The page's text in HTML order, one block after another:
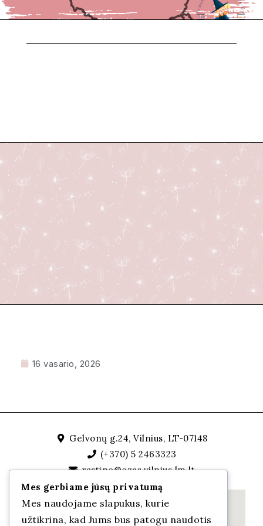
16 vasario, 2026
Gelvonų g.24, Vilnius, LT-07148
(+370) 5 2463323
rastine@ozas.vilnius.lm.lt
Mes gerbiame jūsų privatumą
Mes naudojame slapukus, kurie
užtikrina, kad Jums bus patogu naudotis